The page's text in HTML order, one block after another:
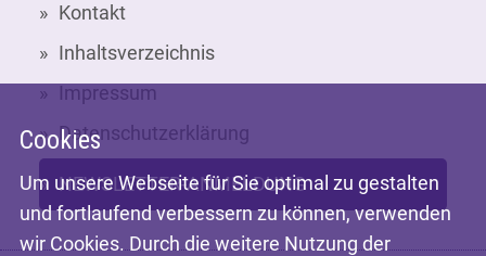
Kontakt
Inhaltsverzeichnis
Impressum
Datenschutzerklärung
NEWSLETTER-ANMELDUNG
Cookies
Um unsere Webseite für Sie optimal zu gestalten
und fortlaufend verbessern zu können, verwenden
wir Cookies. Durch die weitere Nutzung der